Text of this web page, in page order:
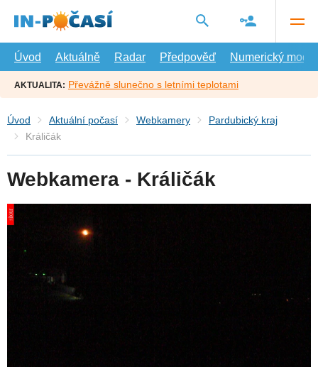
hlavní
Úvod
Aktuálně Radar Předpověď Numerický model
AKTUALITA: Převážně slunečno s letními teplotami
Úvod Aktuální počasí Webkamery
Pardubický kraj
Králičák
Webkamera - Králičák